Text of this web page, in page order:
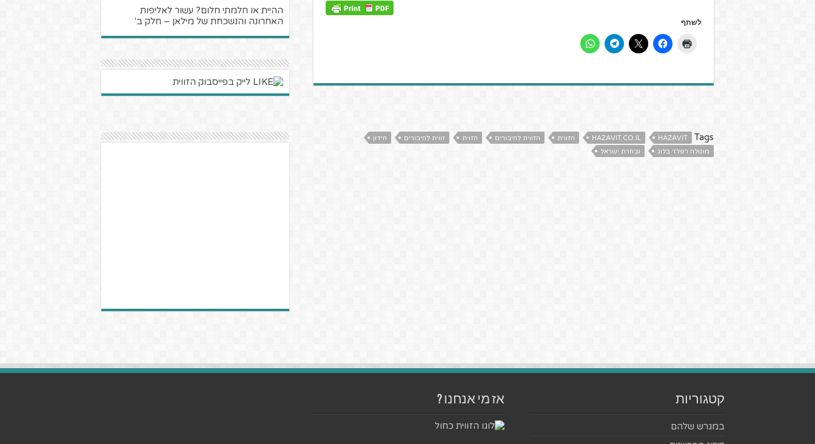
לשתף
Tags
HAZAVIT
HAZAVIT.CO.IL הזווית הזווית לחיבורים הזוית זווית לחיבורים
חידון
מוטלה רפלד בלוג
נבחרת ישראל
ההיית או חלמתי חלום? עשור לאליפות
האחרונה והנשכחת של מילאן – חלק ב'
קטגוריות
במגרש שלהם
אז מי אנחנו ?